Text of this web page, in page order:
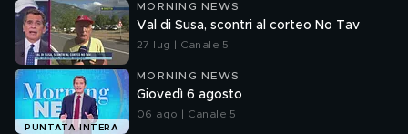
MORNING NEWS
Val di Susa, scontri al corteo No Tav
27 lug | Canale 5
PUNTATA INTERA
MORNING NEWS
Giovedì 6 agosto
06 ago | Canale 5